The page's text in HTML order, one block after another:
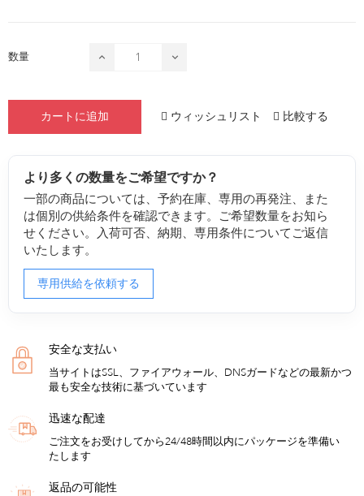
数量
カートに追加 ウィッシュリスト 比較する
より多くの数量をご希望ですか？
一部の商品については、予約在庫、専用の再発注、また
は個別の供給条件を確認できます。ご希望数量をお知ら
せください。入荷可否、納期、専用条件についてご返信
いたします。
専用供給を依頼する
安全な支払い
当サイトはSSL、ファイアウォール、DNSガードなどの最新かつ
最も安全な技術に基づいています
迅速な配達
ご注文をお受けしてから24/48時間以内にパッケージを準備い
たします
返品の可能性